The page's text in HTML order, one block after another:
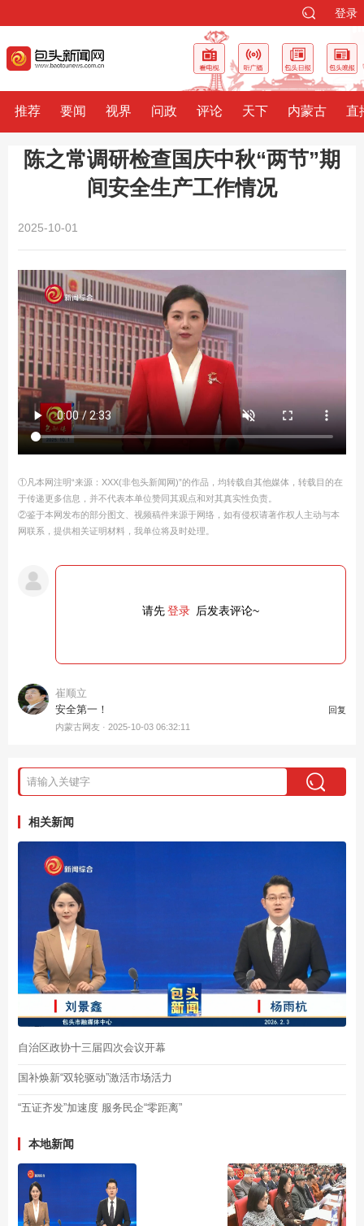
登录
推荐 要闻 视界 问政 评论 天下 内蒙古 直
陈之常调研检查国庆中秋“两节”期
间安全生产工作情况
2025-10-01
①凡本网注明“来源：XXX(非包头新闻网)”的作品，均转载自其他媒体，转载目的在
于传递更多信息，并不代表本单位赞同其观点和对其真实性负责。
②鉴于本网发布的部分图文、视频稿件来源于网络，如有侵权请著作权人主动与本
网联系，提供相关证明材料，我单位将及时处理。
请先登录 后发表评论~
崔顺立
安全第一！
回复
内蒙古网友 ·2025-10-03 06:32:11
相关新闻
自治区政协十三届四次会议开幕
国补焕新“双轮驱动”激活市场活力
“五证齐发”加速度 服务民企“零距离”
本地新闻